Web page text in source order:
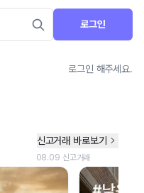
로그인
로그인 해주세요.